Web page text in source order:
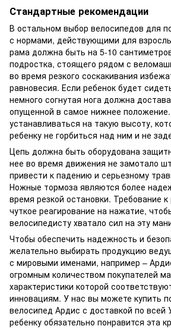
Стандартные рекомендации
В остальном выбор велосипедов для
с нормами, действующими для
рама должна быть на 5-10
подростка, стоящего рядом с
во время резкого соскакивания
равновесия. Если ребенок будет
немного согнутая нога должна
опущенной в самое нижнее
устанавливаться на такую высоту,
ребенку не горбиться над ним и не
Цепь должна быть оборудована
нее во время движения не замотало
привести к падению и серьезному
Ножные тормоза являются более
время резкой остановки. Требование
чуткое реагирование на нажатие,
велосипедисту хватало сил на эту
Чтобы обеспечить надежность и
желательно выбирать продукцию
с мировыми именами, например –
огромным количеством покупателей
характеристики которой
инновациям. У нас вы можете купить
велосипед Ардис с доставкой по всей
ребенку обязательно понравится эта